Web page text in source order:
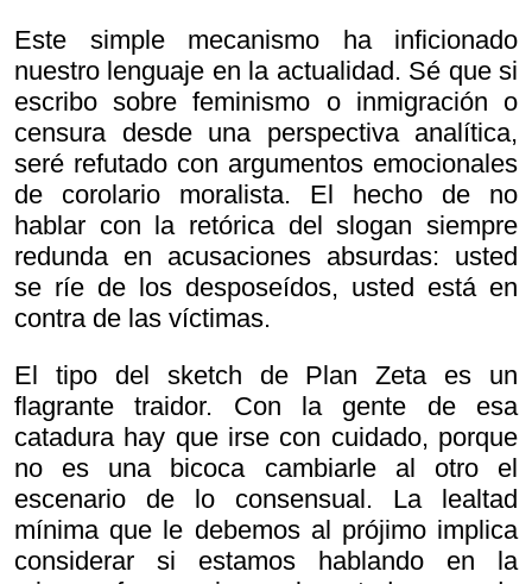
Este simple mecanismo ha inficionado
nuestro lenguaje en la actualidad. Sé que si
escribo sobre feminismo o inmigración o
censura desde una perspectiva analítica,
seré refutado con argumentos emocionales
de corolario moralista. El hecho de no
hablar con la retórica del slogan siempre
redunda en acusaciones absurdas: usted
se ríe de los desposeídos, usted está en
contra de las víctimas.
El tipo del sketch de Plan Zeta es un
flagrante traidor. Con la gente de esa
catadura hay que irse con cuidado, porque
no es una bicoca cambiarle al otro el
escenario de lo consensual. La lealtad
mínima que le debemos al prójimo implica
considerar si estamos hablando en la